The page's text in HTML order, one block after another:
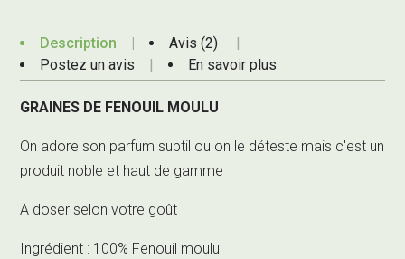
Description
Avis (2)
Postez un avis
En savoir plus
GRAINES DE FENOUIL MOULU
On adore son parfum subtil ou on le déteste mais c'est un
produit noble et haut de gamme
A doser selon votre goût
Ingrédient : 100% Fenouil moulu